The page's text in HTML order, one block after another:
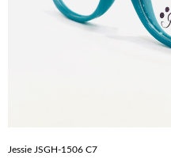
Jessie JSGH-1506 C7